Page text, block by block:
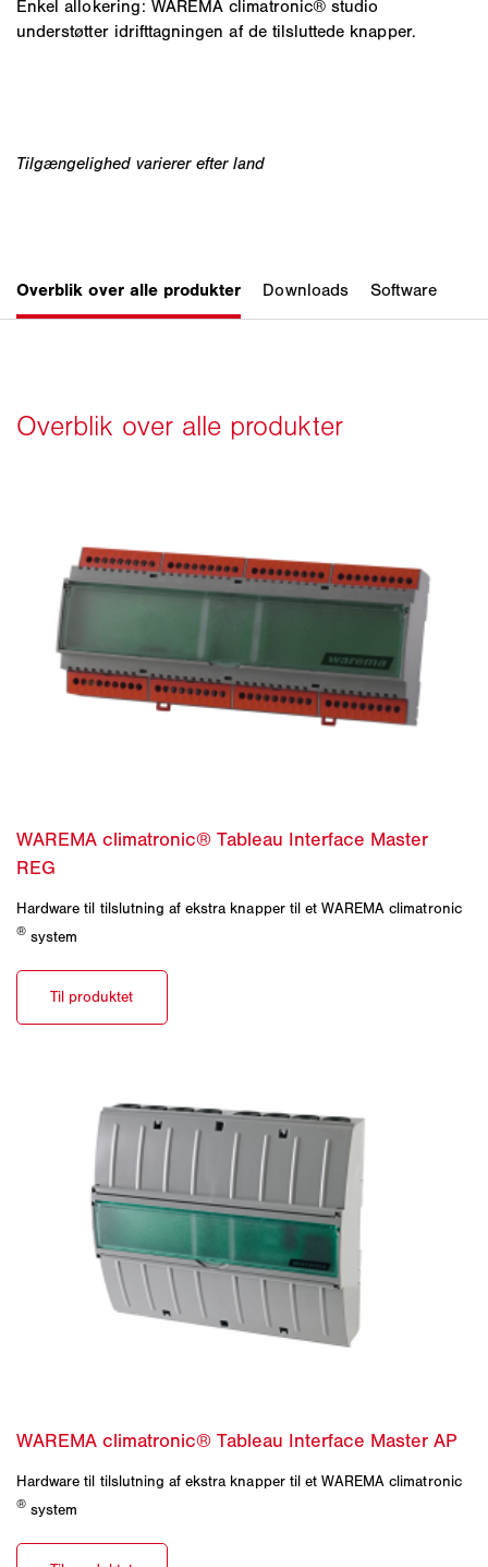
Enkel allokering: WAREMA climatronic® studio
understøtter idrifttagningen af de tilsluttede knapper.
Hardware til tilslutning af ekstra knapper til et WAREMA climatronic
® system
Hardware til tilslutning af ekstra knapper til et WAREMA climatronic
® system